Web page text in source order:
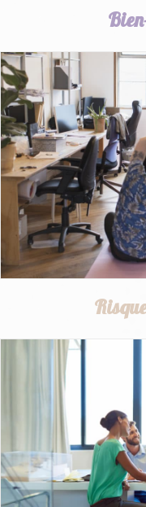
Améliorer les
être et
Prévenir et lutter